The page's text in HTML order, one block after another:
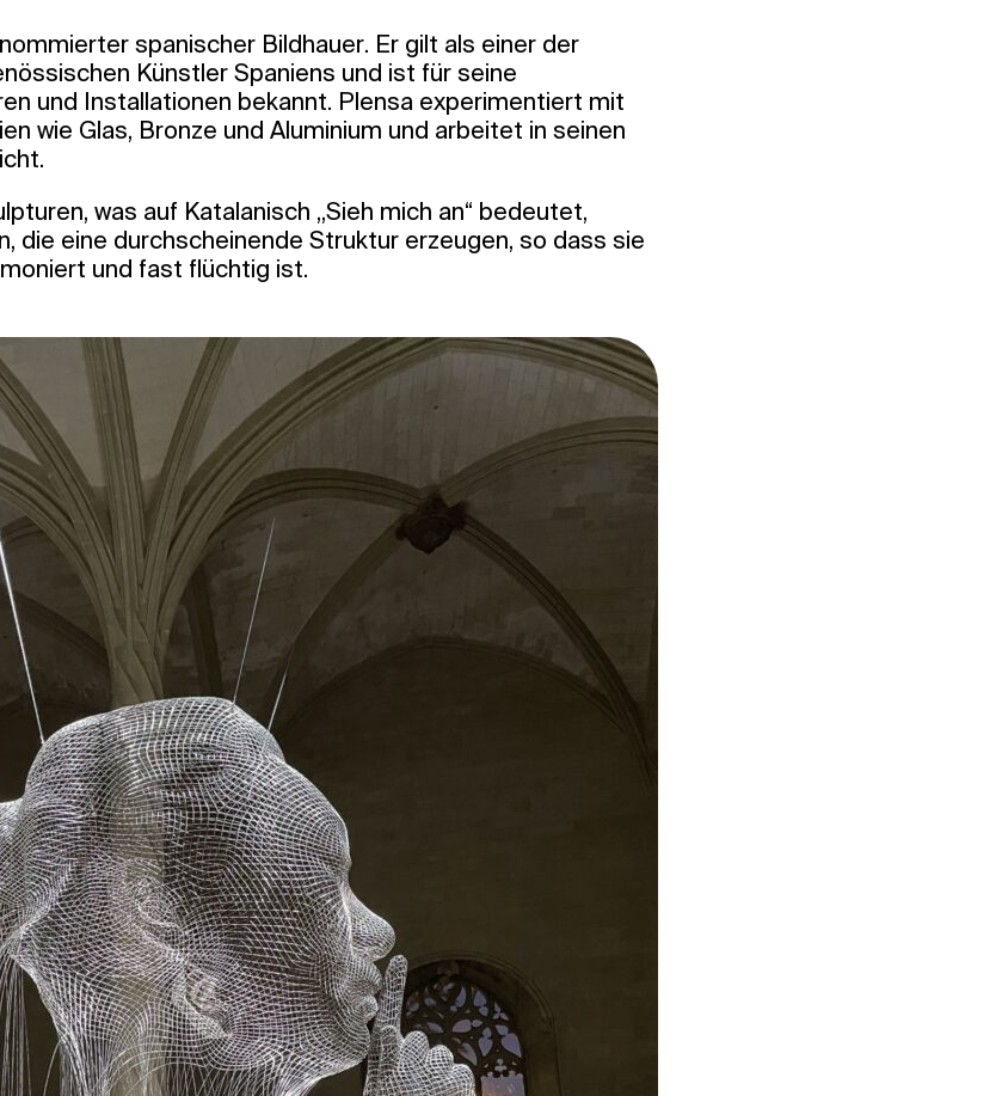
spanischer Bildhauer. Er gilt als einer der
Künstler Spaniens und ist für seine
und Installationen bekannt. Plensa experimentiert mit
wie Glas, Bronze und Aluminium und arbeitet in seinen
was auf Katalanisch „Sieh mich an“ bedeutet,
die eine durchscheinende Struktur erzeugen, so dass sie
und fast flüchtig ist.